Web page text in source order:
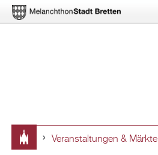
Veranstaltungen & Märkte